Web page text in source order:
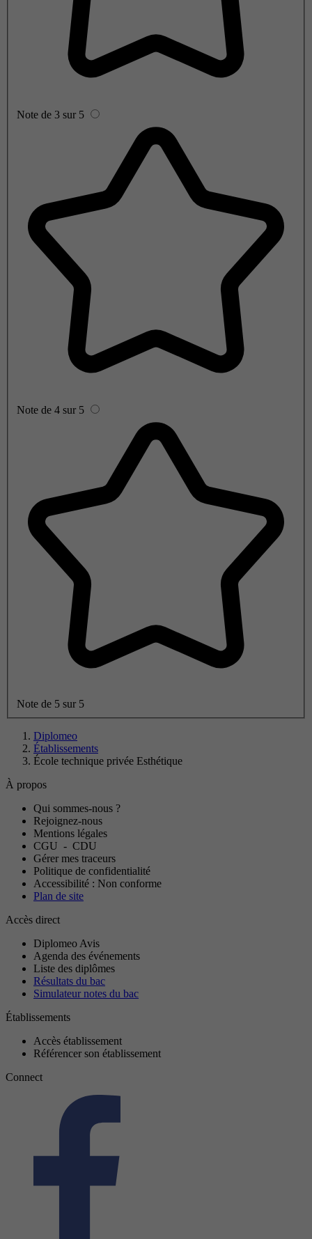
Note de 3 sur 5
Note de 4 sur 5
Note de 5 sur 5
Diplomeo
Établissements
École technique privée Esthétique
À propos
Qui sommes-nous ?
Rejoignez-nous
Mentions légales
CGU - CDU
Gérer mes traceurs
Politique de confidentialité
Accessibilité : Non conforme
Plan de site
Accès direct
Diplomeo Avis
Agenda des événements
Liste des diplômes
Résultats du bac
Simulateur notes du bac
Établissements
Accès établissement
Référencer son établissement
Connect